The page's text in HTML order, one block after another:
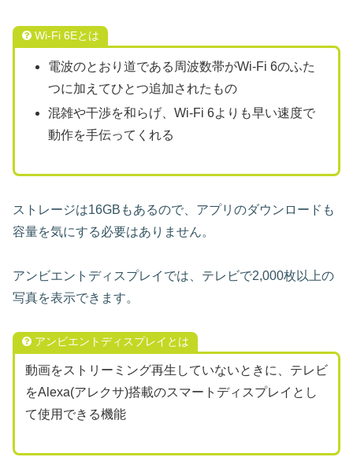
Wi-Fi 6Eとは
電波のとおり道である周波数帯がWi-Fi 6のふた
つに加えてひとつ追加されたもの
混雑や干渉を和らげ、Wi-Fi 6よりも早い速度で
動作を手伝ってくれる
ストレージは16GBもあるので、アプリのダウンロードも
容量を気にする必要はありません。
アンビエントディスプレイでは、テレビで2,000枚以上の
写真を表示できます。
アンビエントディスプレイとは
動画をストリーミング再生していないときに、テレビ
をAlexa(アレクサ)搭載のスマートディスプレイとし
て使用できる機能